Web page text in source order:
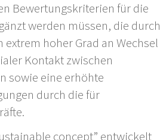
Bewertungskriterien für die
werden müssen, die durch
hoher Grad an Wechsel
Kontakt zwischen
sowie eine erhöhte
durch die für
concept” entwickelt